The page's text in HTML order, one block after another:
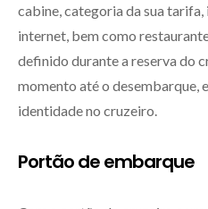
cabine, categoria da sua
internet, bem como
definido durante a reserva do
momento até o desembarque,
identidade no cruzeiro.
Portão de embarque